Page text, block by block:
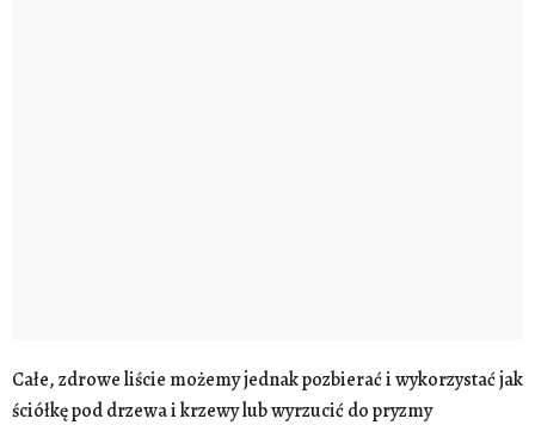
Całe, zdrowe liście możemy jednak pozbierać i wykorzystać jak
ściółkę pod drzewa i krzewy lub wyrzucić do pryzmy